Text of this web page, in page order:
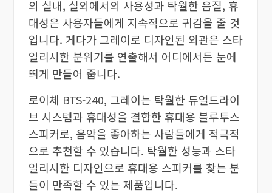
의 실내, 실외에서의 사용성과 탁월한 음질, 휴
대성은 사용자들에게 지속적으로 귀감을 줄 것
입니다. 게다가 그레이로 디자인된 외관은 스타
일리시한 분위기를 연출해서 어디에서든 눈에
띄게 만들어 줍니다.
로이체 BTS-240, 그레이는 탁월한 듀얼드라이
브 시스템과 휴대성을 결합한 휴대용 블루투스
스피커로, 음악을 좋아하는 사람들에게 적극적
으로 추천할 수 있습니다. 탁월한 성능과 스타
일리시한 디자인으로 휴대용 스피커를 찾는 분
들이 만족할 수 있는 제품입니다.